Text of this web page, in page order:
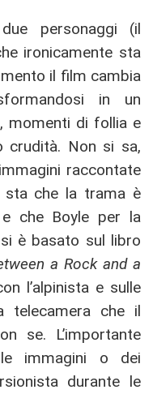
personaggi (il
ironicamente sta
il film cambia
in un
momenti di follia e
crudità. Non si sa,
raccontate
sta che la trama è
che Boyle per la
è basato sul libro
a Rock and a
l’alpinista e sulle
telecamera che il
se. L’importante
immagini o dei
durante le